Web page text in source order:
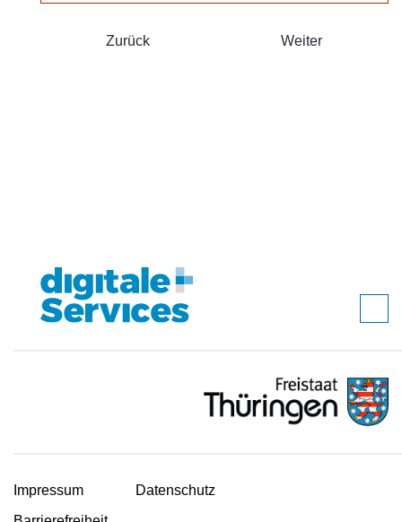
Zurück Weiter
Impressum
Datenschutz